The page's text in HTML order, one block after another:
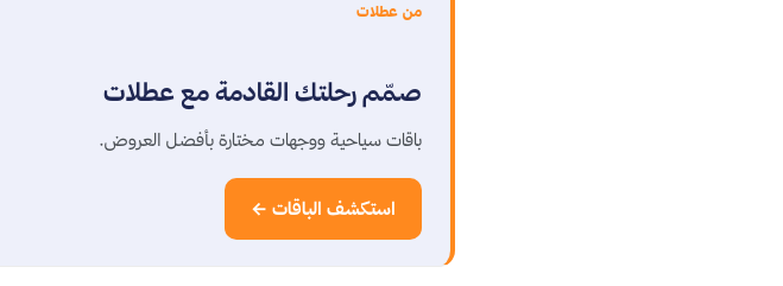
من عطلات
صمّم رحلتك القادمة مع عطلات
باقات سياحية ووجهات مختارة بأفضل العروض.
استكشف الباقات ←